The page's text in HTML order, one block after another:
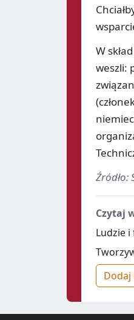
W
weszli:
Źródło:
Czytaj
Ludzie
Dodaj